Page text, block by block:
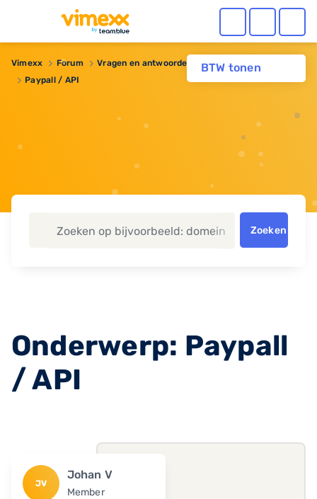
BTW tonen
Vimexx Forum Vragen en antwoorden
Webhosting
Paypall / API
Zoeken
Onderwerp: Paypall
/ API
JV
Johan V
Member